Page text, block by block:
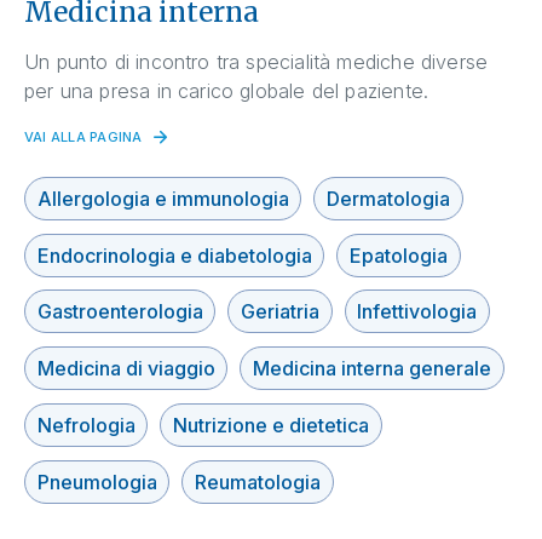
Medicina interna
Un punto di incontro tra specialità mediche diverse
per una presa in carico globale del paziente.
VAI ALLA PAGINA
Allergologia e immunologia Dermatologia
Endocrinologia e diabetologia Epatologia
Gastroenterologia Geriatria Infettivologia
Medicina di viaggio Medicina interna generale
Nefrologia Nutrizione e dietetica
Pneumologia Reumatologia